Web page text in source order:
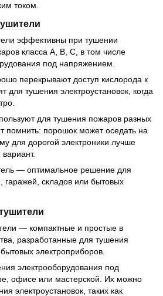
током.
эффективны при тушении
класса A, B, C, в том числе
под напряжением.
перекрывают доступ кислорода к
для тушения электроустановок, когда
для тушения пожаров разных
помнить: порошок может оседать на
для дорогой электроники лучше
— оптимальное решение для
гаражей, складов или бытовых
— компактные и простые в
разработанные для тушения
электроприборов.
электрооборудования под
офисе или мастерской. Их можно
электроустановок, таких как